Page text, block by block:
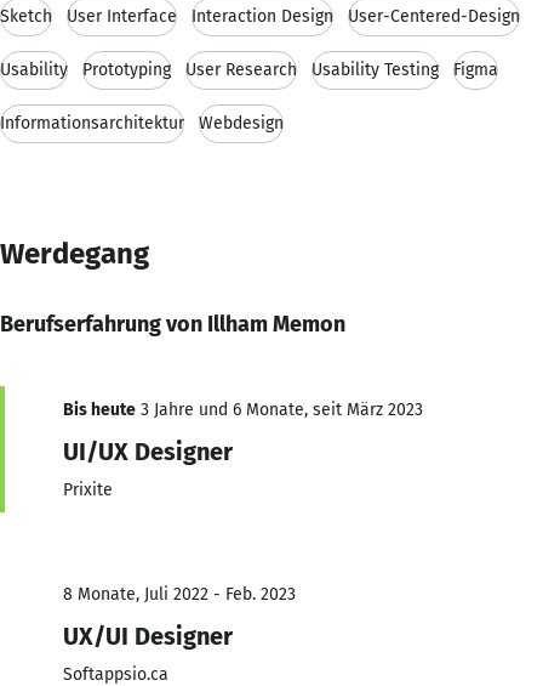
Sketch User Interface Interaction Design User-Centered-Design
Usability Prototyping User Research Usability Testing Figma
Informationsarchitektur Webdesign
Werdegang
Berufserfahrung von Illham Memon
Bis heute 3 Jahre und 6 Monate, seit März 2023
UI/UX Designer
Prixite
8 Monate, Juli 2022 - Feb. 2023
UX/UI Designer
Softappsio.ca